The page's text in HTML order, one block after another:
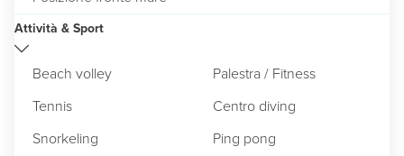
Attività & Sport
Beach volley
Palestra / Fitness
Tennis
Centro diving
Snorkeling
Ping pong